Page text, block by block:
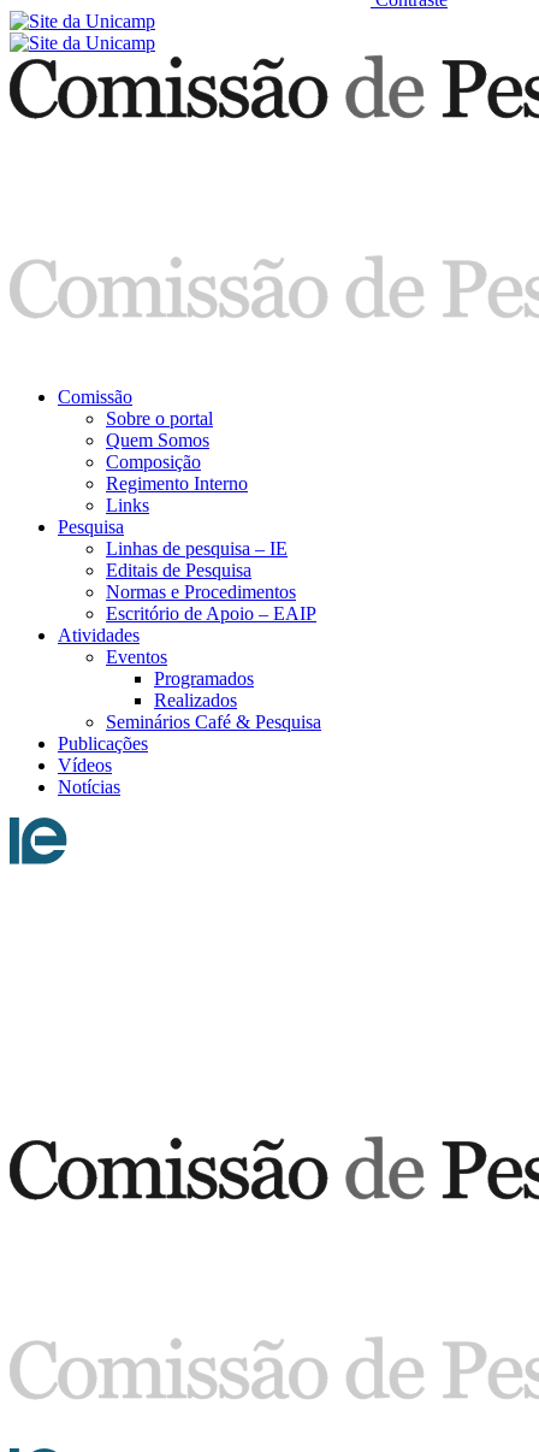
Comissão
Sobre o portal
Quem Somos
Composição
Regimento Interno
Links
Pesquisa
Linhas de pesquisa – IE
Editais de Pesquisa
Normas e Procedimentos
Escritório de Apoio – EAIP
Atividades
Eventos
Programados
Realizados
Seminários Café & Pesquisa
Publicações
Vídeos
Notícias